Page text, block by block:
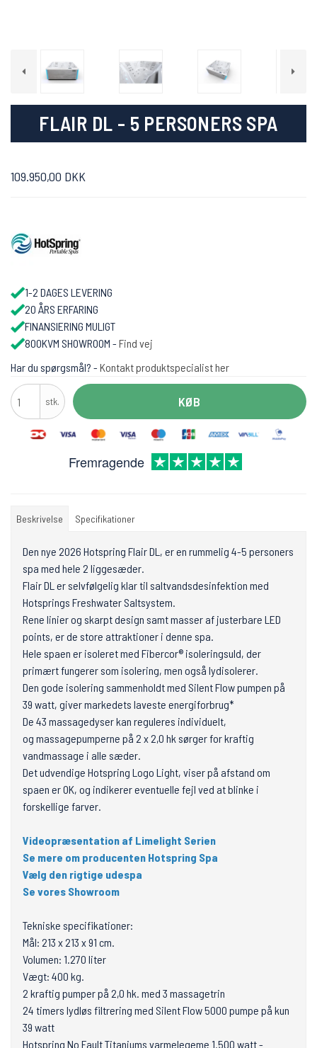
FLAIR DL - 5 PERSONERS SPA
109.950,00 DKK
1-2 DAGES LEVERING
20 ÅRS ERFARING
FINANSIERING MULIGT
800KVM SHOWROOM - Find vej
Har du spørgsmål? - Kontakt produktspecialist her
stk. KØB
Fremragende
Beskrivelse Specifikationer
Den nye 2026 Hotspring Flair DL, er en rummelig 4-5 personers
spa med hele 2 liggesæder.
Flair DL er selvfølgelig klar til saltvandsdesinfektion med
Hotsprings Freshwater Saltsystem.
Rene linier og skarpt design samt masser af justerbare LED
points, er de store attraktioner i denne spa.
Hele spaen er isoleret med Fibercor® isoleringsuld, der
primært fungerer som isolering, men også lydisolerer.
Den gode isolering sammenholdt med Silent Flow pumpen på
39 watt, giver markedets laveste energiforbrug*
De 43 massagedyser kan reguleres individuelt,
og massagepumperne på 2 x 2,0 hk sørger for kraftig
vandmassage i alle sæder.
Det udvendige Hotspring Logo Light, viser på afstand om
spaen er OK, og indikerer eventuelle fejl ved at blinke i
forskellige farver.
Videopræsentation af Limelight Serien
Se mere om producenten Hotspring Spa
Vælg den rigtige udespa
Se vores Showroom
Tekniske specifikationer:
Mål: 213 x 213 x 91 cm.
Volumen: 1.270 liter
Vægt: 400 kg.
2 kraftig pumper på 2,0 hk. med 3 massagetrin
24 timers lydløs filtrering med Silent Flow 5000 pumpe på kun
39 watt
Hotspring No Fault Titaniums varmelegeme 1.500 watt -